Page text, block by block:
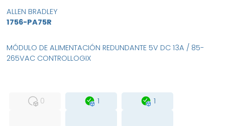
ALLEN BRADLEY
1756-PA75R
0
1
1
MÓDULO DE ALIMENTACIÓN REDUNDANTE 5V DC 13A / 85-
265VAC CONTROLLOGIX